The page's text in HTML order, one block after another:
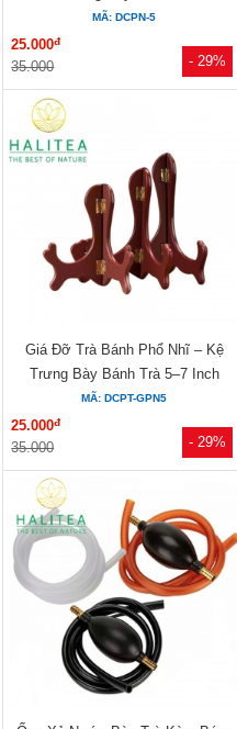
- 29%
MÃ: DCPN-5
25.000đ
35.000
- 29%
Giá Đỡ Trà Bánh Phổ Nhĩ – Kệ
Trưng Bày Bánh Trà 5–7 Inch
MÃ: DCPT-GPN5
25.000đ
35.000